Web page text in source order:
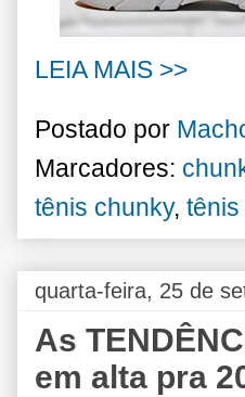
LEIA MAIS >>
Postado por
Marcadores:
tênis chunky,
quarta-feira, 25 de
As
em alta pra